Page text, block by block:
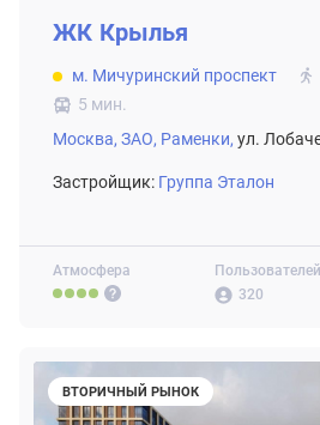
Атмосфера
Пользователей
320
ЖК Крылья
м. Мичуринский проспект
5 мин.
Москва, ЗАО, Раменки, ул.
Застройщик: Группа Эталон
ВТОРИЧНЫЙ РЫНОК